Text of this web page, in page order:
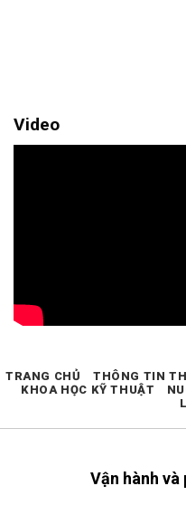
Video
Vận hành
TRANG CHỦ THÔNG TIN
KHOA HỌC KỸ THUẬT